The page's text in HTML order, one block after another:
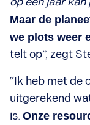
Maar de
we plots weer
telt op”, zegt
“Ik heb met de
uitgerekend
is. Onze